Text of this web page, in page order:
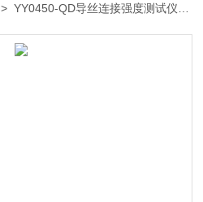
> YY0450-QD导丝连接强度测试仪厂